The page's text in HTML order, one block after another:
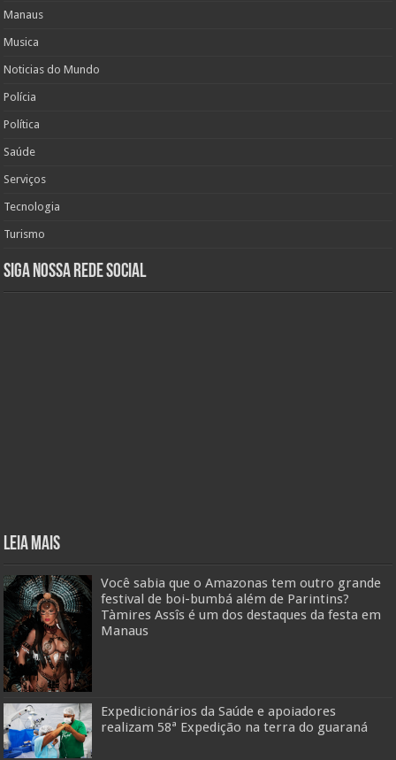
Manaus
Musica
Noticias do Mundo
Polícia
Política
Saúde
Serviços
Tecnologia
Turismo
Siga nossa rede social
Leia mais
Você sabia que o Amazonas tem outro grande
festival de boi-bumbá além de Parintins?
Tàmires Assîs é um dos destaques da festa em
Manaus
Expedicionários da Saúde e apoiadores
realizam 58ª Expedição na terra do guaraná